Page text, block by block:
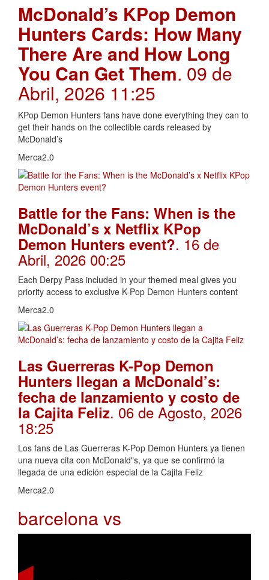
McDonald’s KPop Demon
Hunters Cards: How Many
There Are and How Long
You Can Get Them. 09 de
Abril, 2026 11:25
KPop Demon Hunters fans have done everything they can to
get their hands on the collectible cards released by
McDonald’s
Merca2.0
Battle for the Fans: When is the
McDonald’s x Netflix KPop
Demon Hunters event?. 16 de
Abril, 2026 00:25
Each Derpy Pass included in your themed meal gives you
priority access to exclusive K-Pop Demon Hunters content
Merca2.0
Las Guerreras K-Pop Demon
Hunters llegan a McDonald’s:
fecha de lanzamiento y costo de
la Cajita Feliz. 06 de Agosto, 2026
18:25
Los fans de Las Guerreras K-Pop Demon Hunters ya tienen
una nueva cita con McDonald"s, ya que se confirmó la
llegada de una edición especial de la Cajita Feliz
Merca2.0
barcelona vs